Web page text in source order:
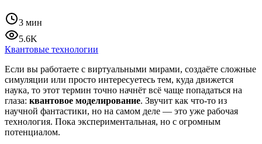
3 мин
5.6K
Квантовые технологии
Если вы работаете с виртуальными мирами, создаёте сложные
симуляции или просто интересуетесь тем, куда движется
наука, то этот термин точно начнёт всё чаще попадаться на
глаза: квантовое моделирование. Звучит как что-то из
научной фантастики, но на самом деле — это уже рабочая
технология. Пока экспериментальная, но с огромным
потенциалом.